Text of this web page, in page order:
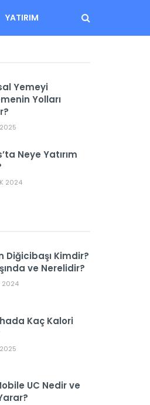
YATIRIM
Yemeyi
Yolları
Neye Yatırım
2024
Diğicibaşı Kimdir?
ve Nerelidir?
2024
Kaç Kalori
UC Nedir ve